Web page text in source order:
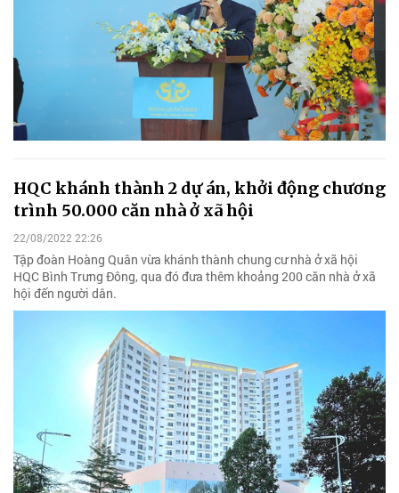
HQC khánh thành 2 dự án, khởi động chương
trình 50.000 căn nhà ở xã hội
22/08/2022 22:26
Tập đoàn Hoàng Quân vừa khánh thành chung cư nhà ở xã hội
HQC Bình Trưng Đông, qua đó đưa thêm khoảng 200 căn nhà ở xã
hội đến người dân.